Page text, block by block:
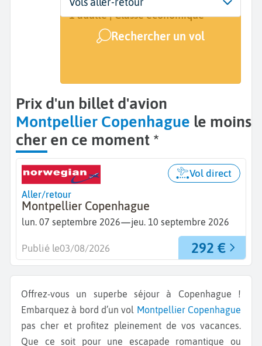
Montpellier (MPL)
7 sept. - 10 sept.
1 adulte | Classe économique
Rechercher un vol
Prix d'un billet d'avion
Montpellier Copenhague le moins
cher en ce moment *
Aller/retour
Montpellier Copenhague
lun. 07 septembre 2026—jeu. 10 septembre 2026
Vol direct
292 €
Publié le03/08/2026
Offrez-vous un superbe séjour à Copenhague !
Embarquez à bord d’un vol Montpellier Copenhague
pas cher et profitez pleinement de vos vacances.
Que ce soit pour une escapade romantique ou